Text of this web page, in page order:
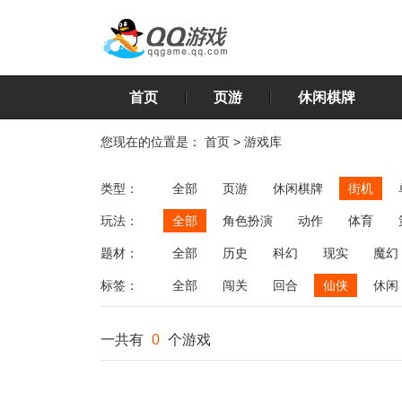
首页 页游 休闲棋牌
您现在的位置是： 首页 > 游戏库
类型： 全部 页游 休闲棋牌 街机
玩法： 全部 角色扮演 动作 体育
飞行
恋爱 第三人称射击 棋类
题材： 全部 历史 科幻 现实 魔幻
标签： 全部 闯关 回合 仙侠 休闲
一共有 0 个游戏